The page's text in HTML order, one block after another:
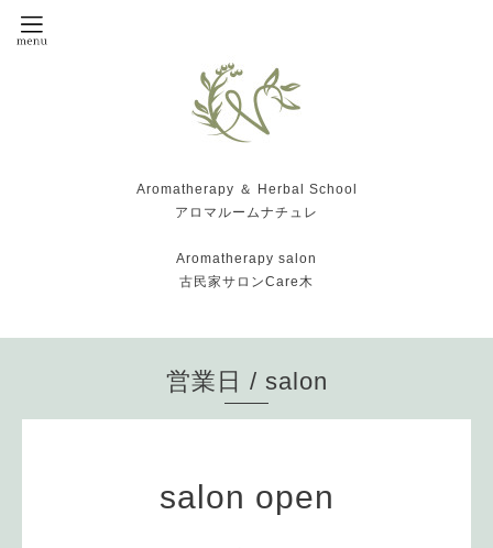
Aromatherapy ＆ Herbal School
アロマルームナチュレ
Aromatherapy salon
古民家サロンCare木
営業日 / salon
salon open